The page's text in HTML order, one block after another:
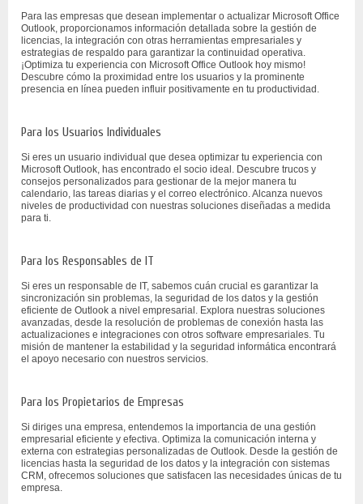
Para las empresas que desean implementar o actualizar Microsoft Office
Outlook, proporcionamos información detallada sobre la gestión de
licencias, la integración con otras herramientas empresariales y
estrategias de respaldo para garantizar la continuidad operativa.
¡Optimiza tu experiencia con Microsoft Office Outlook hoy mismo!
Descubre cómo la proximidad entre los usuarios y la prominente
presencia en línea pueden influir positivamente en tu productividad.
Para los Usuarios Individuales
Si eres un usuario individual que desea optimizar tu experiencia con
Microsoft Outlook, has encontrado el socio ideal. Descubre trucos y
consejos personalizados para gestionar de la mejor manera tu
calendario, las tareas diarias y el correo electrónico. Alcanza nuevos
niveles de productividad con nuestras soluciones diseñadas a medida
para ti.
Para los Responsables de IT
Si eres un responsable de IT, sabemos cuán crucial es garantizar la
sincronización sin problemas, la seguridad de los datos y la gestión
eficiente de Outlook a nivel empresarial. Explora nuestras soluciones
avanzadas, desde la resolución de problemas de conexión hasta las
actualizaciones e integraciones con otros software empresariales. Tu
misión de mantener la estabilidad y la seguridad informática encontrará
el apoyo necesario con nuestros servicios.
Para los Propietarios de Empresas
Si diriges una empresa, entendemos la importancia de una gestión
empresarial eficiente y efectiva. Optimiza la comunicación interna y
externa con estrategias personalizadas de Outlook. Desde la gestión de
licencias hasta la seguridad de los datos y la integración con sistemas
CRM, ofrecemos soluciones que satisfacen las necesidades únicas de tu
empresa.